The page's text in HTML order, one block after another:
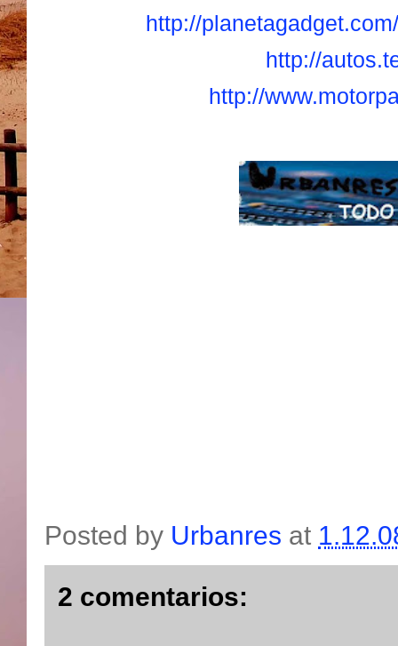
http://
http://
http://
Posted by Urbanres at
2 comentarios: